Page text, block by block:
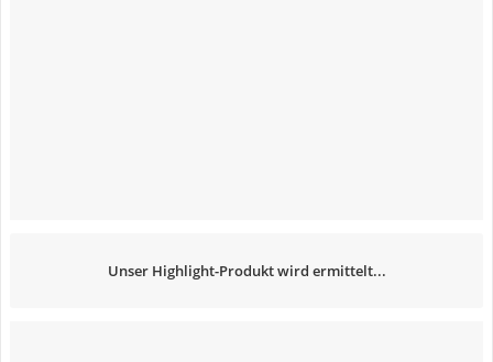
Unser Highlight-Produkt wird ermittelt...